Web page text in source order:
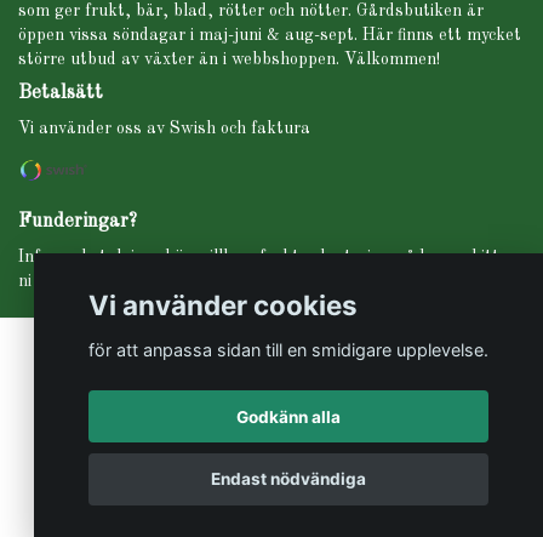
som ger frukt, bär, blad, rötter och nötter. Gårdsbutiken är
öppen vissa söndagar i maj-juni & aug-sept. Här finns ett mycket
större utbud av växter än i webbshoppen. Välkommen!
Betalsätt
Vi använder oss av Swish och faktura
Funderingar?
Info om betalning, köpevillkor, frakt, planteringsråd m.m. hittar
ni under fliken INFO i menyn högst upp.
Vi använder cookies
för att anpassa sidan till en smidigare upplevelse.
Godkänn alla
Endast nödvändiga